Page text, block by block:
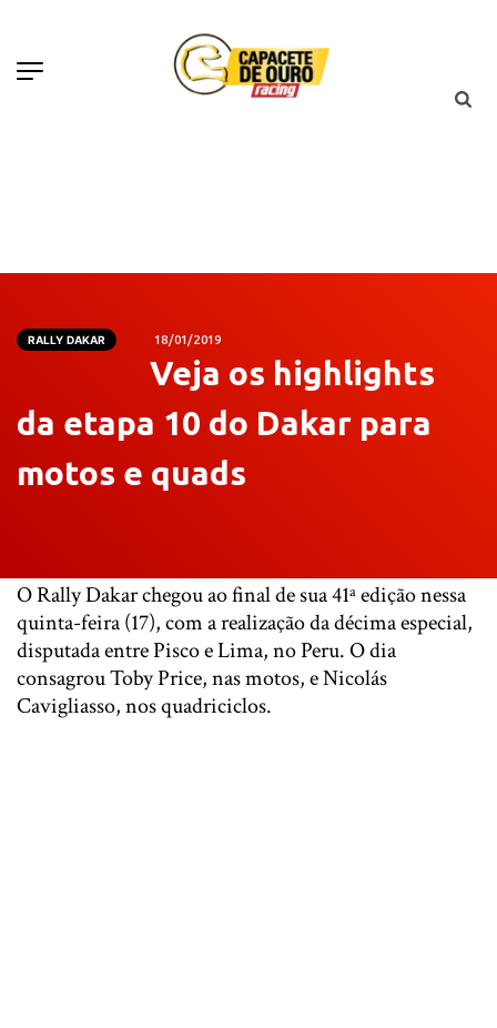
RALLY DAKAR 18/01/2019
Veja os highlights
da etapa 10 do Dakar para
motos e quads
O Rally Dakar chegou ao final de sua 41ª edição nessa
quinta-feira (17), com a realização da décima especial,
disputada entre Pisco e Lima, no Peru. O dia
consagrou Toby Price, nas motos, e Nicolás
Cavigliasso, nos quadriciclos.